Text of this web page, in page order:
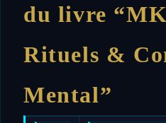
du livre
Rituels &
Mental”